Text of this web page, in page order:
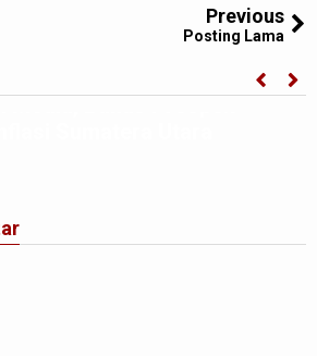
Previous
Posting Lama
Utara Perkuat
Bahas Prospek
Sumatera Utara